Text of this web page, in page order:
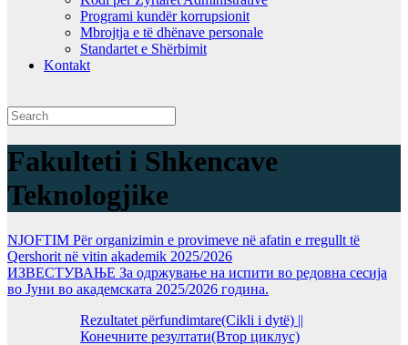
Programi kundër korrupsionit
Mbrojtja e të dhënave personale
Standartet e Shërbimit
Kontakt
Fakulteti i Shkencave
Teknologjike
NJOFTIM Për organizimin e provimeve në afatin e rregullt të
Qershorit në vitin akademik 2025/2026
ИЗВЕСТУВАЊЕ За одржување на испити во редовна сесија
во Јуни во академската 2025/2026 година.
Rezultatet përfundimtare(Cikli i dytë) ||
Конечните резултати(Втор циклус)